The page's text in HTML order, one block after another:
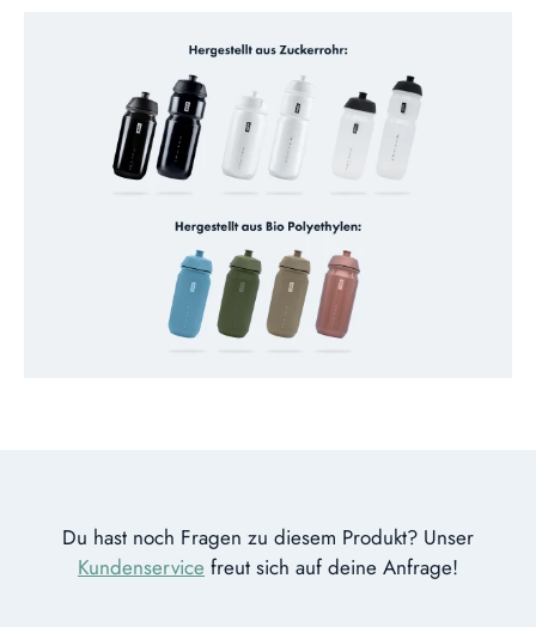
Du hast noch Fragen zu diesem Produkt? Unser
Kundenservice freut sich auf deine Anfrage!